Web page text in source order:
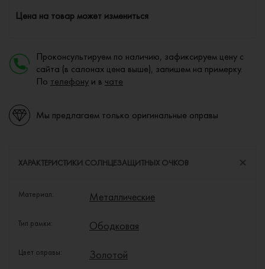
Цена на товар может измениться
Проконсультируем по наличию, зафиксируем цену с
сайта (в салонах цена выше), запишем на примерку.
По телефону и в чате
Мы предлагаем только оригинальные оправы
ХАРАКТЕРИСТИКИ СОЛНЦЕЗАЩИТНЫХ ОЧКОВ
Материал: Металлические
Тип рамки: Ободковая
Цвет оправы: Золотой